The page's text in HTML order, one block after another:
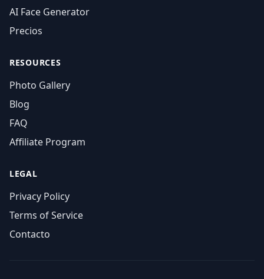
AI Face Generator
Precios
RESOURCES
Photo Gallery
Blog
FAQ
Affiliate Program
LEGAL
Privacy Policy
Terms of Service
Contacto